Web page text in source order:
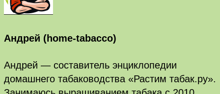
Андрей (home-tabacco)
Андрей — составитель энциклопедии
домашнего табаководства «Растим табак.ру».